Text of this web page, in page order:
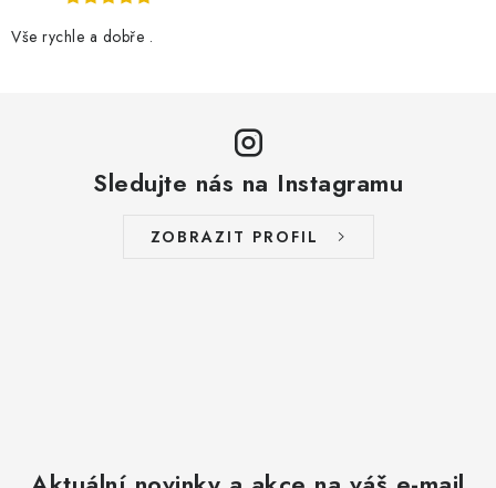
Vše rychle a dobře .
Sledujte nás na Instagramu
ZOBRAZIT PROFIL